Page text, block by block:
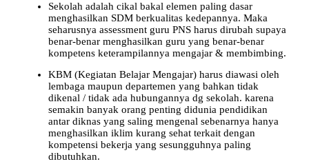
Sekolah adalah cikal bakal elemen paling dasar
menghasilkan SDM berkualitas kedepannya. Maka
seharusnya assessment guru PNS harus dirubah supaya
benar-benar menghasilkan guru yang benar-benar
kompetens keterampilannya mengajar & membimbing.
KBM (Kegiatan Belajar Mengajar) harus diawasi oleh
lembaga maupun departemen yang bahkan tidak
dikenal / tidak ada hubungannya dg sekolah. karena
semakin banyak orang penting didunia pendidikan
antar diknas yang saling mengenal sebenarnya hanya
menghasilkan iklim kurang sehat terkait dengan
kompetensi bekerja yang sesungguhnya paling
dibutuhkan.